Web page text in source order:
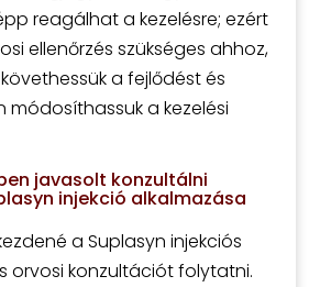
reagálhat a kezelésre; ezért
ellenőrzés szükséges ahhoz,
a fejlődést és
módosíthassuk a kezelési
javasolt konzultálni
injekció alkalmazása
a Suplasyn injekciós
orvosi konzultációt folytatni.